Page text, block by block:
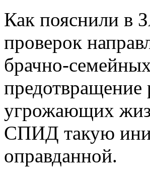
Как пояснили в
проверок
брачно-
предотвращение
угрожающих
СПИД такую
оправданной.